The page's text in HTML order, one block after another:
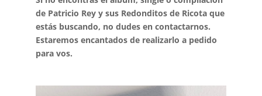
de Patricio Rey y sus Redonditos de Ricota que
estás buscando, no dudes en contactarnos.
Estaremos encantados de realizarlo a pedido
para vos.